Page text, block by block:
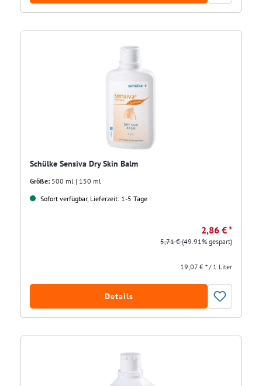
Schülke Sensiva Dry Skin Balm
Größe: 500 ml | 150 ml
Sofort verfügbar, Lieferzeit: 1-5 Tage
2,86 € *
5,71 €(49.91% gespart)
19,07 € * / 1 Liter
Details